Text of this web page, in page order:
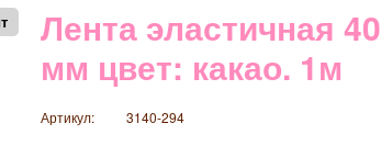
Лента эластичная 40
мм цвет: какао. 1м
Артикул: 3140-294